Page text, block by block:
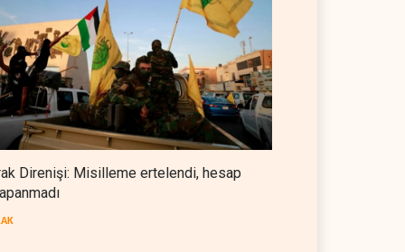
OPEC'ten ayrıldıktan
petrol üretimini rekor
çıkardı
DÜNYASI 07 Ağustos 2026
The Telegraph: Hürmüz
anlaşması, İran’ın savaşı
kazandığını gösteriyor
BATI YARIM KÜRE
Foreign Affairs: ABD
Ortadoğu'dan elini çekmeli
BATI YARIM KÜRE 07 Ağustos 2026
Suudi Arabistan, Türkiye ve
Pakistan ortak savunma
anlaşması imzaladı
ARAP DÜNYASI 07 Ağustos 2026
Direnişi: Misilleme ertelendi, hesap